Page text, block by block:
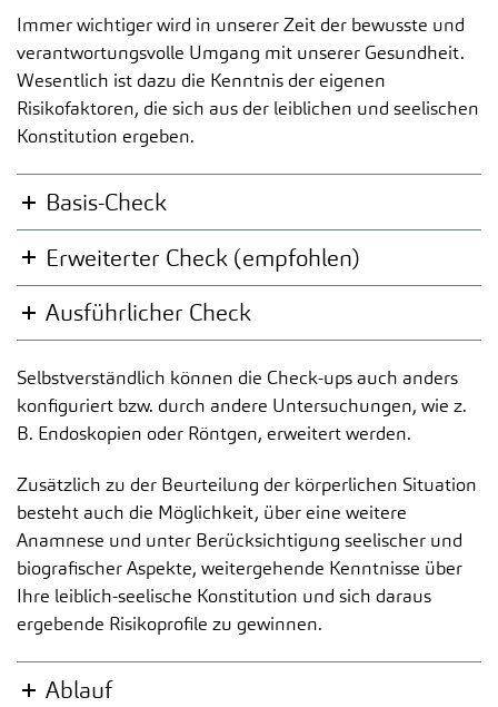
Immer wichtiger wird in unserer Zeit der bewusste und
verantwortungsvolle Umgang mit unserer Gesundheit.
Wesentlich ist dazu die Kenntnis der eigenen
Risikofaktoren, die sich aus der leiblichen und seelischen
Konstitution ergeben.
Basis-Check
Erweiterter Check (empfohlen)
Ausführlicher Check
Selbstverständlich können die Check-ups auch anders
konfiguriert bzw. durch andere Untersuchungen, wie z.
B. Endoskopien oder Röntgen, erweitert werden.
Zusätzlich zu der Beurteilung der körperlichen Situation
besteht auch die Möglichkeit, über eine weitere
Anamnese und unter Berücksichtigung seelischer und
biografischer Aspekte, weitergehende Kenntnisse über
Ihre leiblich-seelische Konstitution und sich daraus
ergebende Risikoprofile zu gewinnen.
Ablauf